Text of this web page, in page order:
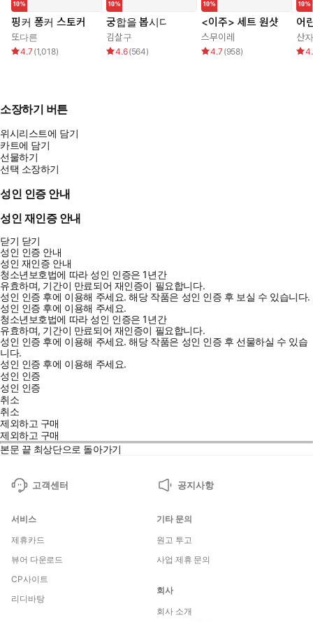
핑커 퐁커 스토커
또다른
4.7 (1,018)
궁합을 봅시다
김살구
4.6(564)
<이주> 세트 원샷
스무이레
4.7 (958)
어
산
소장하기 버튼
위시리스트에 담기
카트에 담기
선물하기
선택 소장하기
성인 인증 안내
성인 재인증 안내
닫기 닫기
성인 인증 안내
성인 재인증 안내
청소년보호법에 따라 성인 인증은 1년간
유효하며, 기간이 만료되어 재인증이 필요합니다.
성인 인증 후에 이용해 주세요.해당 작품은 성인 인증 후 보실 수 있습니다.
성인 인증 후에 이용해 주세요.
청소년보호법에 따라 성인 인증은 1년간
유효하며, 기간이 만료되어 재인증이 필요합니다.
성인 인증 후에 이용해 주세요.해당 작품은 성인 인증 후 선물하실 수 있습
니다.
성인 인증 후에 이용해 주세요.
성인 인증
성인 인증
취소
취소
제외하고 구매
제외하고 구매
본문 끝 최상단으로 돌아가기
고객센터 공지사항
서비스
제휴카드
뷰어 다운로드
CP사이트
리디바탕
기타 문의
원고 투고
사업 제휴 문의
회사
회사 소개